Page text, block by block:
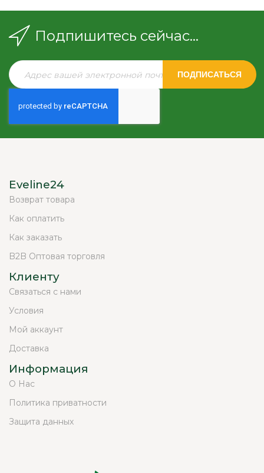
Подпишитесь сейчас...
ПОДПИСАТЬСЯ
Eveline24
Возврат товара
Как оплатить
Как заказать
B2B Оптовая торговля
Клиенту
Связаться с нами
Условия
Мой аккаунт
Доставка
Информация
О Нас
Политика приватности
Защита данных